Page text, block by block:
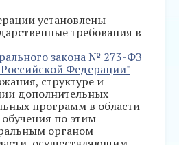
установлены
требования в
закона № 273-ФЗ
Федерации"
структуре и
дополнительных
программ в области
по этим
органом